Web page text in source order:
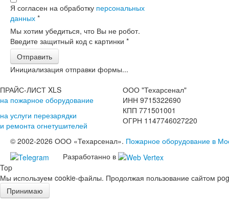
Я согласен на обработку персональных
данных *
Мы хотим убедиться, что Вы не робот.
Введите защитный код с картинки *
Отправить
Инициализация отправки формы...
ПРАЙС-ЛИСТ XLS
на пожарное оборудование
на услуги перезарядки
и ремонта огнетушителей
ООО "Техарсенал"
ИНН 9715322690
КПП 771501001
ОГРН 1147746027220
© 2002-2026 ООО «Техарсенал». Пожарное оборудование в
Разработанно в
Top
Мы используем cookie-файлы. Продолжая пользование сайтом
Принимаю